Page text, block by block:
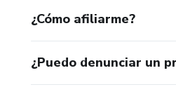
¿Cómo afiliarme?
¿Puedo denunciar un